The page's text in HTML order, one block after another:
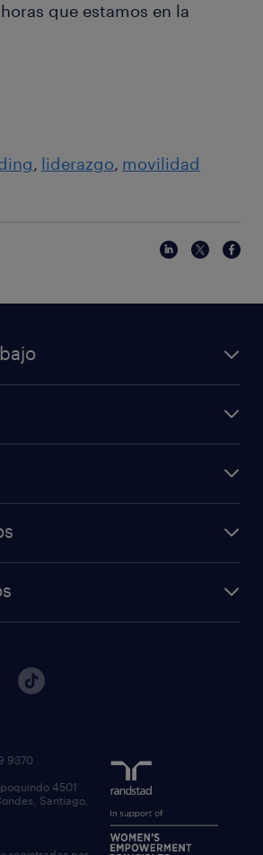
que estamos en la
liderazgo movilidad
9370
4501
Santiago,